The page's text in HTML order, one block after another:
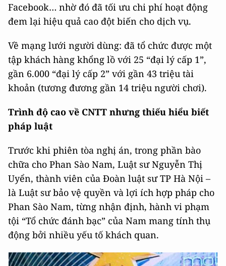
Facebook… nhờ đó đã tối ưu chi phí hoạt động
đem lại hiệu quả cao đột biến cho dịch vụ.
Về mạng lưới người dùng: đã tổ chức được một
tập khách hàng khổng lồ với 25 “đại lý cấp 1”,
gần 6.000 “đại lý cấp 2” với gần 43 triệu tài
khoản (tương đương gần 14 triệu người chơi).
Trình độ cao về CNTT nhưng thiếu hiểu biết
pháp luật
Trước khi phiên tòa nghị án, trong phần bào
chữa cho Phan Sào Nam, Luật sư Nguyễn Thị
Uyển, thành viên của Đoàn luật sư TP Hà Nội –
là Luật sư bảo vệ quyền và lợi ích hợp pháp cho
Phan Sào Nam, từng nhận định, hành vi phạm
tội “Tổ chức đánh bạc” của Nam mang tính thụ
động bởi nhiều yếu tố khách quan.